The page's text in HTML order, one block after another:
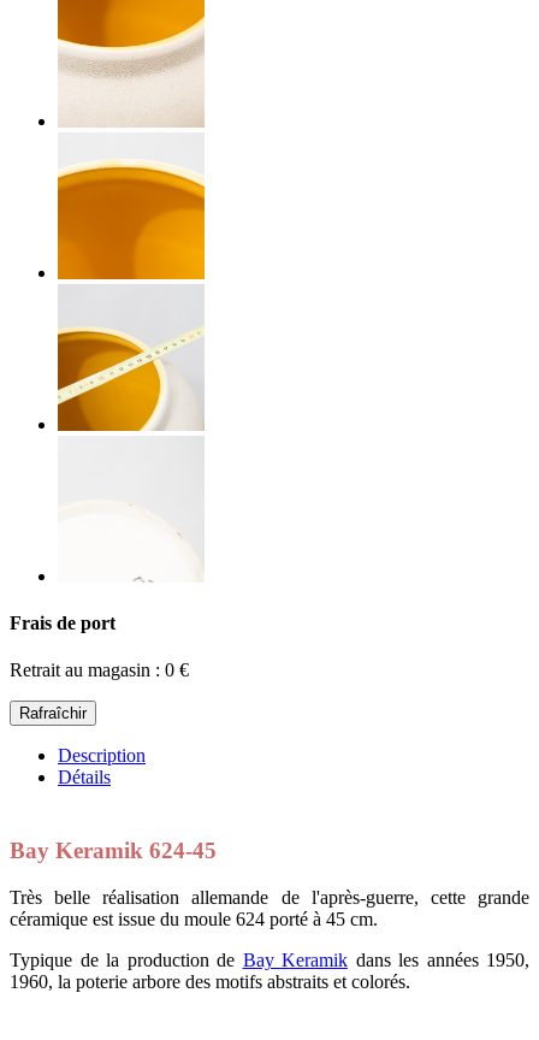
Frais de port
Retrait au magasin : 0 €
Description
Détails
Bay Keramik 624-45
Très belle réalisation allemande de l'après-guerre, cette grande
céramique est issue du moule 624 porté à 45 cm.
Typique de la production de Bay Keramik dans les années 1950,
1960, la poterie arbore des motifs abstraits et colorés.